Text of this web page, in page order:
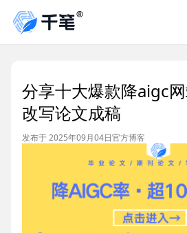
分享十大爆款降aigc
改写论文成稿
发布于 2025年09月04日官方博客